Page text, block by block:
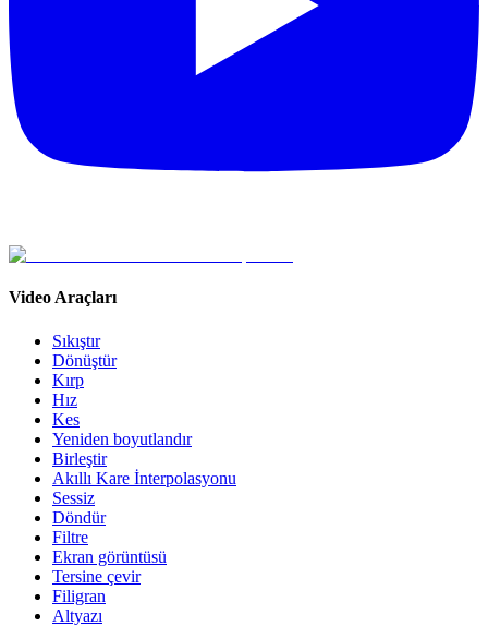
Video Araçları
Sıkıştır
Dönüştür
Kırp
Hız
Kes
Yeniden boyutlandır
Birleştir
Akıllı Kare İnterpolasyonu
Sessiz
Döndür
Filtre
Ekran görüntüsü
Tersine çevir
Filigran
Altyazı